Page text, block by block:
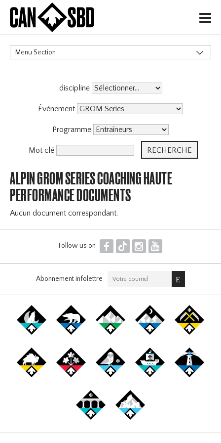
H
Menu Section
discipline
Événement
Programme
Mot clé
ALPIN GROM SERIES COACHING HAUTE
PERFORMANCE DOCUMENTS
Aucun document correspondant.
Follow us on F T I Y
Abonnement infolettre